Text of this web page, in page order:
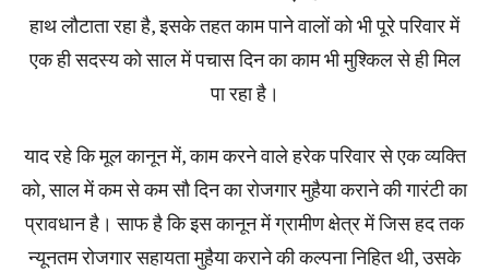
हाथ लौटाता रहा है‚ इसके तहत काम पाने वालों को भी पूरे परिवार में
एक ही सदस्य को साल में पचास दिन का काम भी मुश्किल से ही मिल
पा रहा है।
याद रहे कि मूल कानून में‚ काम करने वाले हरेक परिवार से एक व्यक्ति
को‚ साल में कम से कम सौ दिन का रोजगार मुहैया कराने की गारंटी का
प्रावधान है। साफ है कि इस कानून में ग्रामीण क्षेत्र में जिस हद तक
न्यूनतम रोजगार सहायता मुहैया कराने की कल्पना निहित थी‚ उसके